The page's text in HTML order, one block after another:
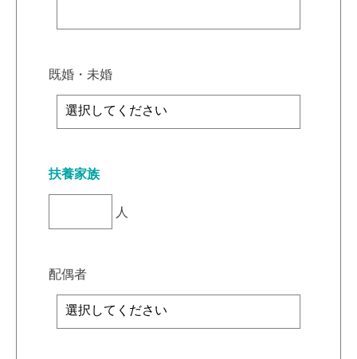
既婚・未婚
扶養家族
人
配偶者